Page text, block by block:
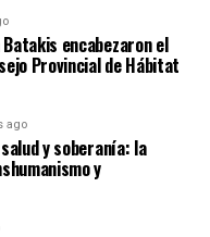
encabezaron el
Provincial de Hábitat
ago
y soberanía: la
y